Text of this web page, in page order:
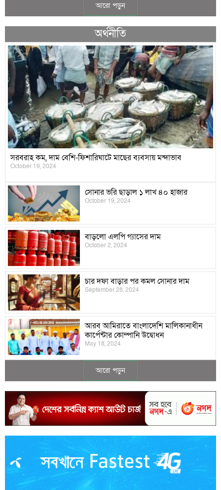
আরো পড়ুন
অর্থনীতি
সরবরাহ কম, দাম বেশি-ফিশারিঘাটে মাছের ব্যবসায় মন্দাভাব
October 19, 2024
সোনার ভরি ছাড়াল ১ লাখ ৪০ হাজার
October 19, 2024
বাড়লো এলপি গ্যাসের দাম
October 2, 2024
চার দফা বাড়ার পর কমল সোনার দাম
September 28, 2024
আরব আমিরাতে বাংলাদেশি মালিকানাধীন
কার্পেন্টার কোম্পানি উদ্বোধন
May 18, 2024
আরো পড়ুন